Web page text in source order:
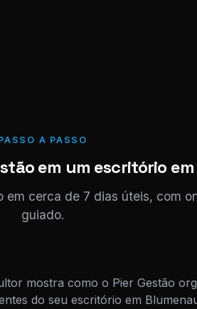
A PASSO
em um escritório
em cerca de 7 dias úteis, com
guiado.
mostra como o Pier Gestão
do seu escritório em